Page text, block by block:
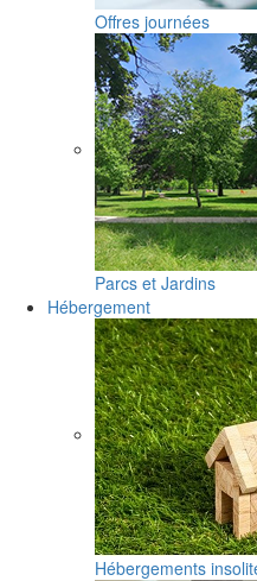
Offres journées
Parcs et Jardins
Hébergement
Hébergements